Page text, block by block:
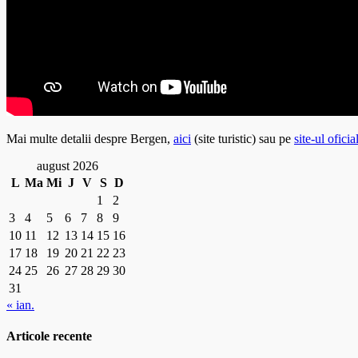
Mai multe detalii despre Bergen, aici (site turistic) sau pe site-ul oficial
august 2026
L Ma Mi J V S D
1
2
3
4 5 6 7 8
9
10 11 12 13 14 15 16
17 18 19 20 21 22 23
24 25 26 27 28 29 30
31
« ian.
Articole recente